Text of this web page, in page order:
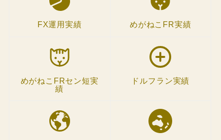
FX運用実績 めがねこFR実績
めがねこFRセン短実
績
ドルフラン実績